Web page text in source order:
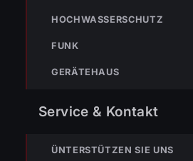
HOCHWASSERSCHUTZ
FUNK
GERÄTEHAUS
Service & Kontakt
ÜNTERSTÜTZEN SIE UNS